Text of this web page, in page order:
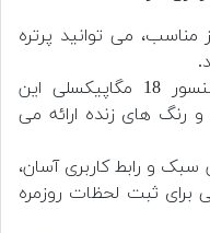
مناسب، می توانید پرتره
: سنسور 18 مگاپیکسلی این
و رنگ های زنده ارائه می
سبک و رابط کاربری آسان،
برای ثبت لحظات روزمره